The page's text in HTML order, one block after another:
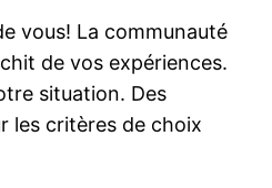
vous! La communauté
de vos expériences.
situation. Des
les critères de choix